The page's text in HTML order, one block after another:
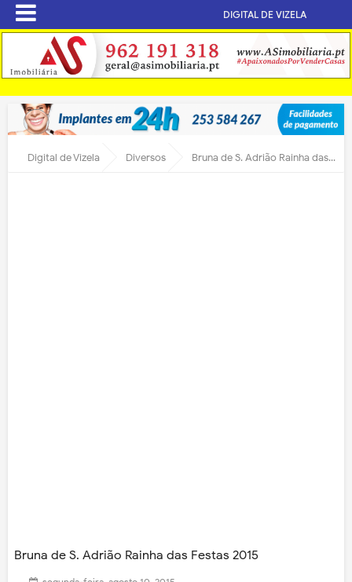
DIGITAL DE VIZELA
Digital de Vizela Diversos Bruna de S. Adrião Rainha das Festas 2015
Bruna de S. Adrião Rainha das Festas 2015